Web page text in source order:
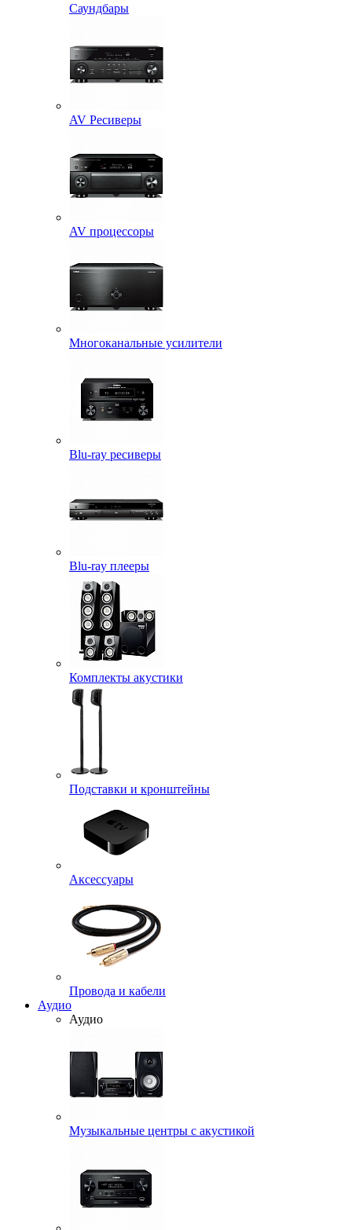
Саундбары
AV Ресиверы
AV процессоры
Многоканальные усилители
Blu-ray ресиверы
Blu-ray плееры
Комплекты акустики
Подставки и кронштейны
Аксессуары
Провода и кабели
Аудио
Аудио
Музыкальные центры с акустикой